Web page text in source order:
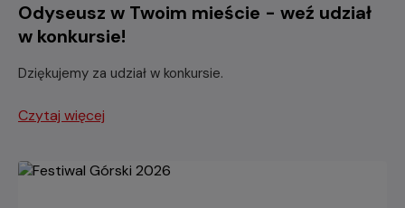
Odyseusz w Twoim mieście - weź udział
w konkursie!
Dziękujemy za udział w konkursie.
Czytaj więcej